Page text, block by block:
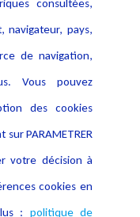
consultées,
navigateur, pays,
de navigation,
Vous pouvez
des cookies
PARAMETRER
votre décision à
cookies en
: politique de